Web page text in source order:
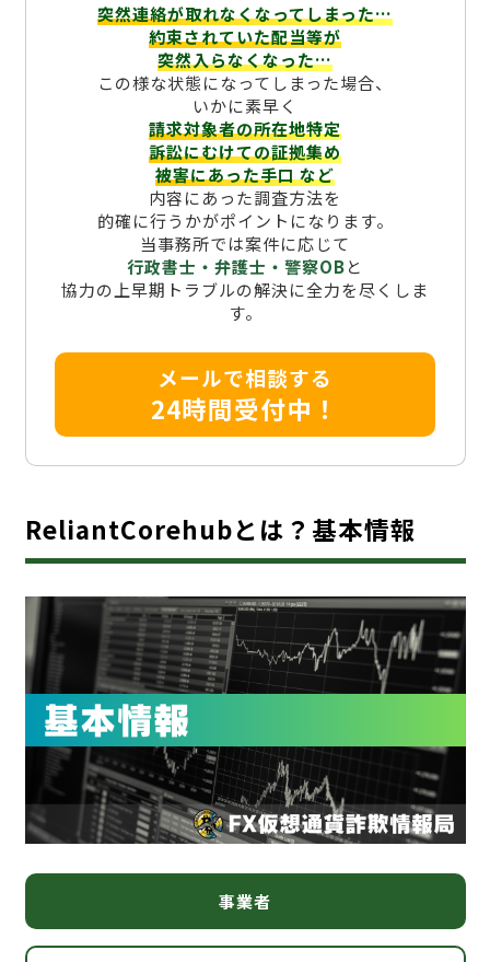
突然連絡が取れなくなってしまった…
約束されていた配当等が
突然入らなくなった…
この様な状態になってしまった場合、
いかに素早く
請求対象者の所在地特定
訴訟にむけての証拠集め
被害にあった手口など
内容にあった調査方法を
的確に行うかがポイントになります。
当事務所では案件に応じて
行政書士・弁護士・警察OBと
協力の上早期トラブルの解決に全力を尽くしま
す。
メールで相談する
24時間受付中！
ReliantCorehubとは？基本情報
事業者